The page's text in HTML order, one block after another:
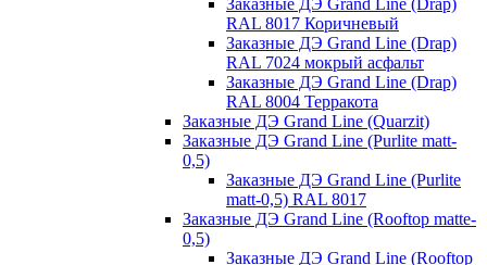
RAL 8017 Коричневый
Заказные ДЭ Grand Line (Drap)
RAL 7024 мокрый асфальт
Заказные ДЭ Grand Line (Drap)
RAL 8004 Терракота
Заказные ДЭ Grand Line (Quarzit)
Заказные ДЭ Grand Line (Purlite matt-
0,5)
Заказные ДЭ Grand Line (Purlite
matt-0,5) RAL 8017
Заказные ДЭ Grand Line (Rooftop matte-
0,5)
Заказные ДЭ Grand Line (Rooftop